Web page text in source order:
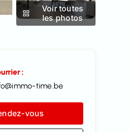
Voir toutes
les photos
:
time.be
vous